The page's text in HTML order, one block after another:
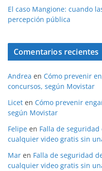
El caso Mangione: cuando
percepción pública
Comentarios recientes
Andrea en Cómo prevenir
concursos, según Movistar
Licet en Cómo prevenir
según Movistar
Felipe en Falla de
cualquier video gratis sin
Mar en Falla de seguridad
cualquier video gratis sin